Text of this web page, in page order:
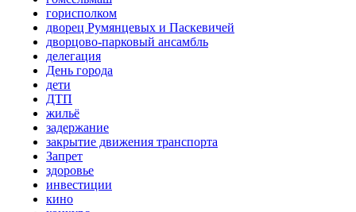
горисполком
дворец Румянцевых и Паскевичей
дворцово-парковый ансамбль
делегация
День города
дети
ДТП
жильё
задержание
закрытие движения транспорта
Запрет
здоровье
инвестиции
кино